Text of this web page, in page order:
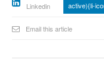
Linkedin active){li-
Email this article